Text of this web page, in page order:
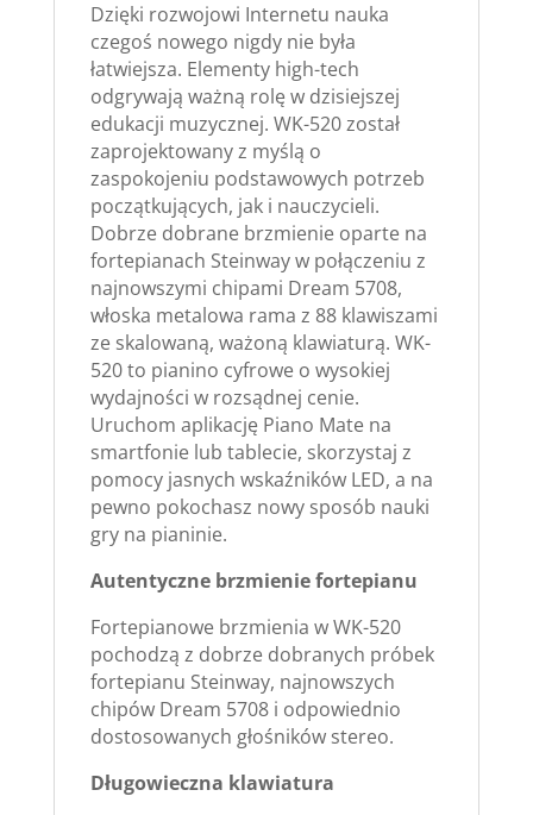
Dzięki rozwojowi Internetu nauka
czegoś nowego nigdy nie była
łatwiejsza. Elementy high-tech
odgrywają ważną rolę w dzisiejszej
edukacji muzycznej. WK-520 został
zaprojektowany z myślą o
zaspokojeniu podstawowych potrzeb
początkujących, jak i nauczycieli.
Dobrze dobrane brzmienie oparte na
fortepianach Steinway w połączeniu z
najnowszymi chipami Dream 5708,
włoska metalowa rama z 88 klawiszami
ze skalowaną, ważoną klawiaturą. WK-
520 to pianino cyfrowe o wysokiej
wydajności w rozsądnej cenie.
Uruchom aplikację Piano Mate na
smartfonie lub tablecie, skorzystaj z
pomocy jasnych wskaźników LED, a na
pewno pokochasz nowy sposób nauki
gry na pianinie.
Autentyczne brzmienie fortepianu
Fortepianowe brzmienia w WK-520
pochodzą z dobrze dobranych próbek
fortepianu Steinway, najnowszych
chipów Dream 5708 i odpowiednio
dostosowanych głośników stereo.
Długowieczna klawiatura